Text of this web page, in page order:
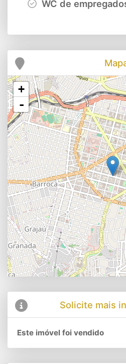
WC de
+
-
Solicite mais
Este imóvel foi vendido